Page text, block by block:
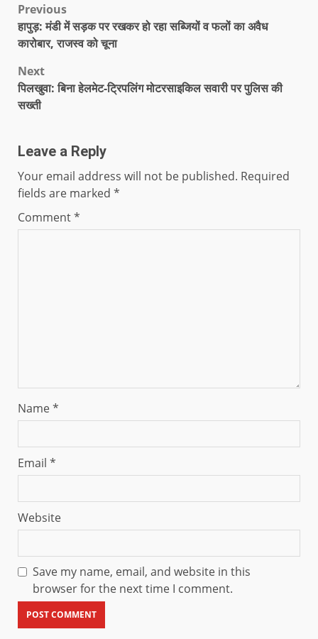
Previous
हापुड़: मंडी में सड़क पर रखकर हो रहा सब्जियों व फलों का अवैध
कारोबार, राजस्व को चूना
Next
पिलखुवा: बिना हेलमेट-ट्रिपलिंग मोटरसाइकिल सवारी पर पुलिस की
सख्ती
Leave a Reply
Your email address will not be published. Required
fields are marked *
Comment*
Name*
Email *
Website
Save my name, email, and website in this
browser for the next time I comment.